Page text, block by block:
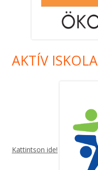
AKTÍV ISKOLA
Kattintson ide!